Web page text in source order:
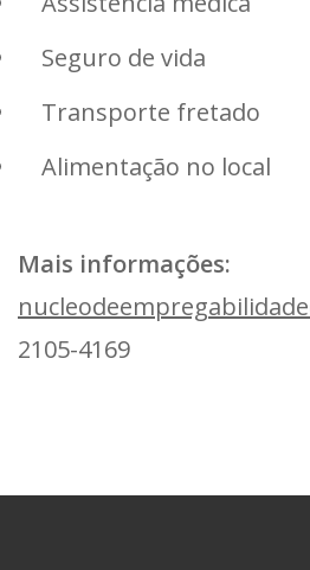
Seguro de vida
Transporte fretado
Alimentação no local
Mais informações:
2105-4169